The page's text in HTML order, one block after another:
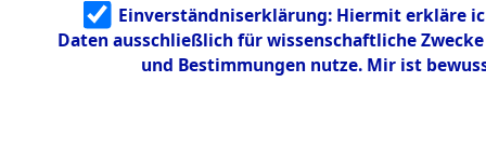
g
5.3.3
Todesmärsch
0050
Einverständniserklärung: Hiermit erkläre
Daten ausschließlich für wissenschaftliche
und Bestimmungen nutze. Mir ist